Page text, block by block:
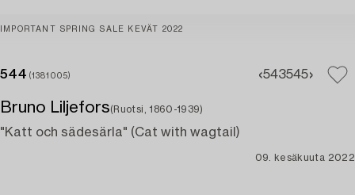
IMPORTANT SPRING SALE KEVÄT 2022
544 (1381005) 543545
Bruno Liljefors(Ruotsi, 1860-1939)
"Katt och sädesärla" (Cat with wagtail)
09. kesäkuuta 2022